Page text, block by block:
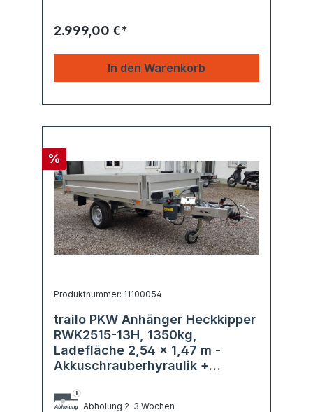
2.999,00 €*
In den Warenkorb
%
Produktnummer: 11100054
trailo PKW Anhänger Heckkipper
RWK2515-13H, 1350kg,
Ladefläche 2,54 x 1,47 m -
Akkuschrauberhyraulik +
Abholung 2-3 Wochen